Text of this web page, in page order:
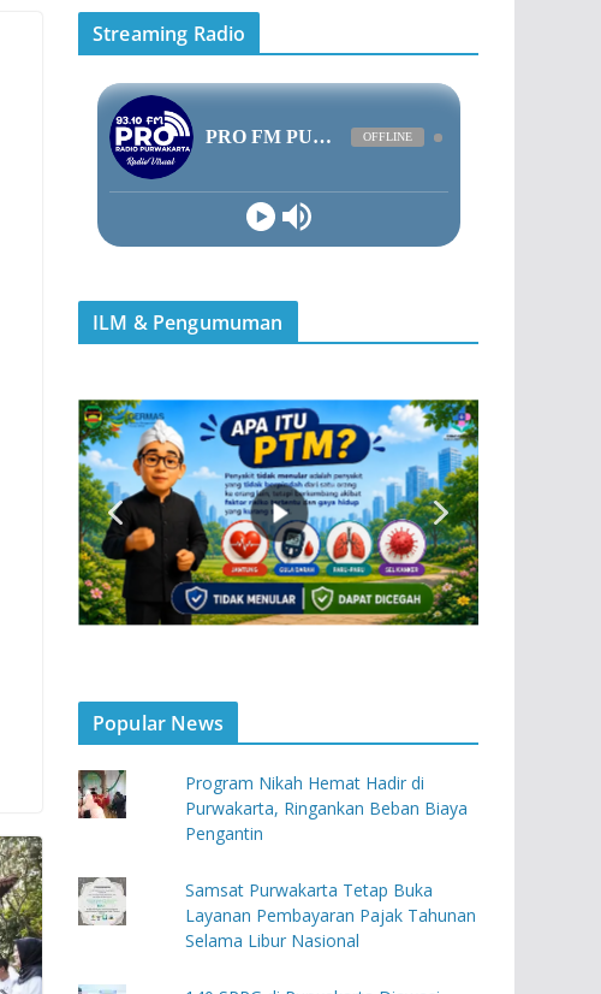
Streaming Radio
ILM & Pengumuman
Popular News
Program Nikah Hemat Hadir di
Purwakarta, Ringankan Beban Biaya
Pengantin
Samsat Purwakarta Tetap Buka
Layanan Pembayaran Pajak Tahunan
Selama Libur Nasional